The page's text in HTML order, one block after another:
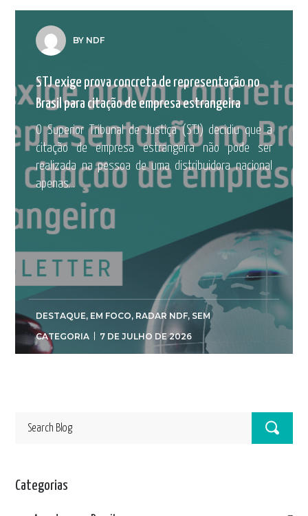
BY NDF
STJ exige prova concreta de representação no
Brasil para citação de empresa estrangeira
O Superior Tribunal de Justiça (STJ) decidiu que a
citação de empresa estrangeira não pode ser
realizada na pessoa de uma distribuidora nacional
apenas...
DESTAQUE, EM FOCO, RADAR NDF, SEM
CATEGORIA
7 DE JULHO DE 2026
Categorias